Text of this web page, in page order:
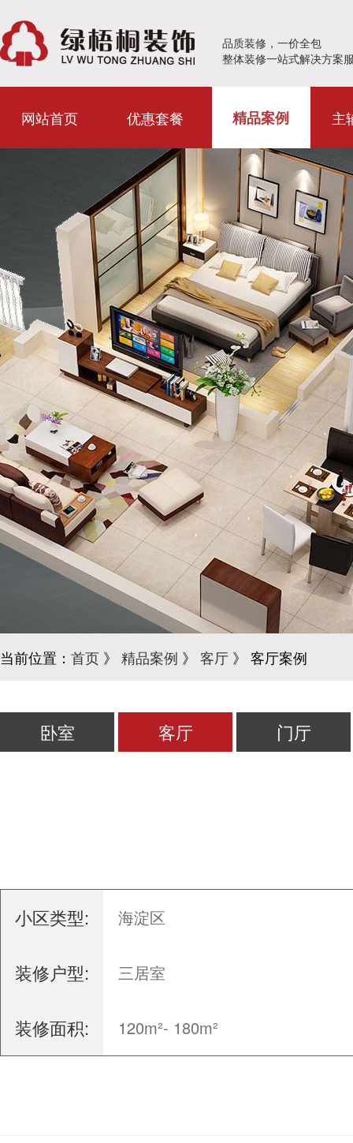
品质装修，一价全包
整体装修一站式解决方案
网站首页 优惠套餐 精品案例 主
当前位置： 首页 》 精品案例 》 客厅 》 客厅案例
卧室 客厅 门厅
小区类型: 海淀区
装修户型: 三居室
装修面积: 120m²- 180m²